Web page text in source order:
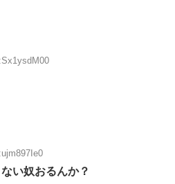
い奴おるんか？